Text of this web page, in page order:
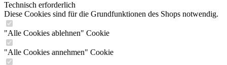
Technisch erforderlich
Diese Cookies sind für die Grundfunktionen des Shops notwendig.
"Alle Cookies ablehnen" Cookie
"Alle Cookies annehmen" Cookie